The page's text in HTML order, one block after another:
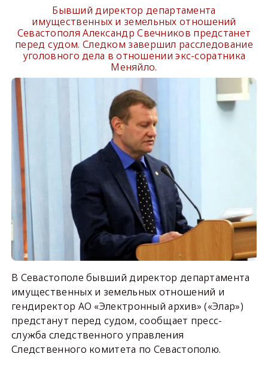
Бывший директор департамента
имущественных и земельных отношений
Севастополя Александр Свечников предстанет
перед судом. Следком завершил расследование
уголовного дела в отношении экс-соратника
Меняйло.
В Севастополе бывший директор департамента
имущественных и земельных отношений и
гендиректор АО «Электронный архив» («Элар»)
предстанут перед судом, сообщает пресс-
служба следственного управления
Следственного комитета по Севастополю.